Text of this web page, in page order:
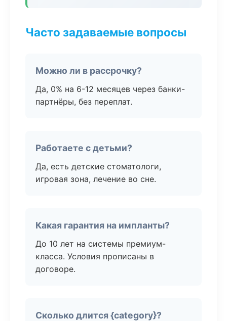
Часто задаваемые вопросы
Можно ли в рассрочку?
Да, 0% на 6-12 месяцев через банки-
партнёры, без переплат.
Работаете с детьми?
Да, есть детские стоматологи,
игровая зона, лечение во сне.
Какая гарантия на импланты?
До 10 лет на системы премиум-
класса. Условия прописаны в
договоре.
Сколько длится {category}?